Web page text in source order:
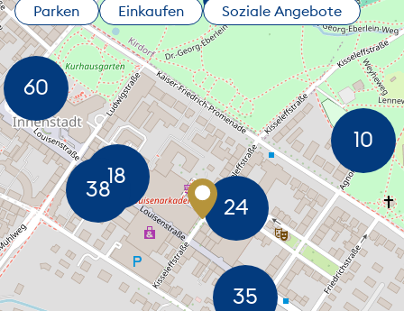
Parken
Einkaufen Soziale Angebote